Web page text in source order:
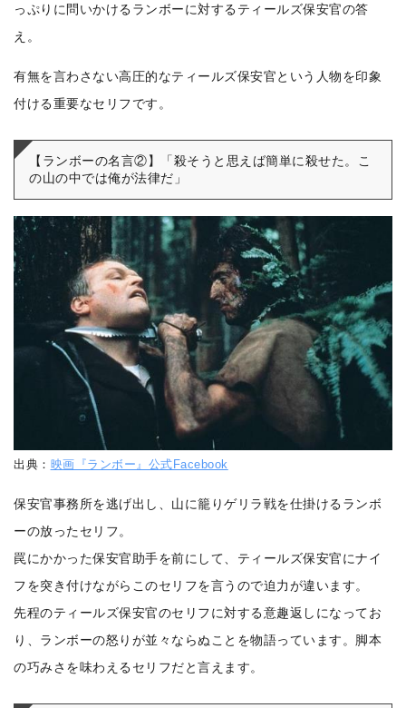
っぷりに問いかけるランボーに対するティールズ保安官の答
え。
有無を言わさない高圧的なティールズ保安官という人物を印象
付ける重要なセリフです。
【ランボーの名言②】「殺そうと思えば簡単に殺せた。こ
の山の中では俺が法律だ」
出典： 映画『ランボー』公式Facebook
保安官事務所を逃げ出し、山に籠りゲリラ戦を仕掛けるランボ
ーの放ったセリフ。
罠にかかった保安官助手を前にして、ティールズ保安官にナイ
フを突き付けながらこのセリフを言うので迫力が違います。
先程のティールズ保安官のセリフに対する意趣返しになってお
り、ランボーの怒りが並々ならぬことを物語っています。脚本
の巧みさを味わえるセリフだと言えます。